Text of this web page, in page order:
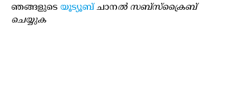
ഞങ്ങളുടെയൂട്യൂബ്ചാനല്‍ സബ്‌സ്‌ക്രൈബ്
ചെയ്യുക